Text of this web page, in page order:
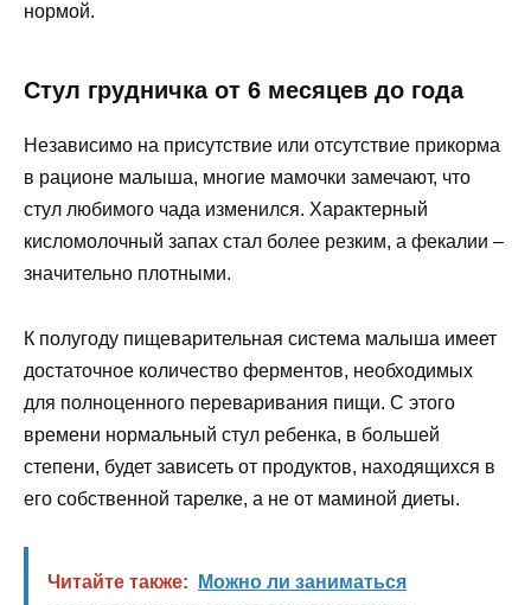
нормой.
Стул грудничка от 6 месяцев до года
Независимо на присутствие или отсутствие прикорма
в рационе малыша, многие мамочки замечают, что
стул любимого чада изменился. Характерный
кисломолочный запах стал более резким, а фекалии –
значительно плотными.
К полугоду пищеварительная система малыша имеет
достаточное количество ферментов, необходимых
для полноценного переваривания пищи. С этого
времени нормальный стул ребенка, в большей
степени, будет зависеть от продуктов, находящихся в
его собственной тарелке, а не от маминой диеты.
Читайте также:
Можно ли заниматься